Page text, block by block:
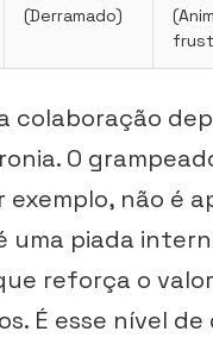
(Derramado)
colaboração
O
não é
uma piada
reforça o
É esse nível